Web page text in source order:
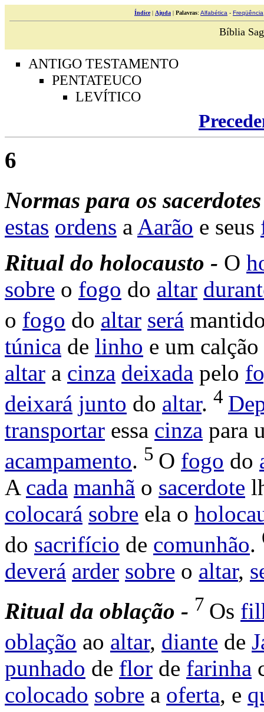
Índice| Ajuda | Palavras: Alfabética - Freqüência
Bíblia
ANTIGO TESTAMENTO
PENTATEUCO
LEVÍTICO
6
Normas para os
estas ordens a Aarão e seus
Ritual do holocausto - O
sobre o fogo do altar
o fogo do altar será
túnica de linho e um calção
altar a cinza deixada pelo
deixará junto do altar. 4
transportar essa cinza para
acampamento. 5 O fogo do
A cada manhã o sacerdote
colocará sobre ela o
do sacrifício de comunhão.
deverá arder sobre o altar,
Ritual da oblação - 7 Os
oblação ao altar, diante de
punhado de flor de farinha
colocado sobre a oferta, e